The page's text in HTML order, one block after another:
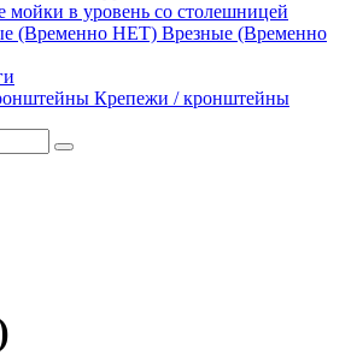
мойки в уровень со столешницей
Врезные (Временно
Крепежи / кронштейны